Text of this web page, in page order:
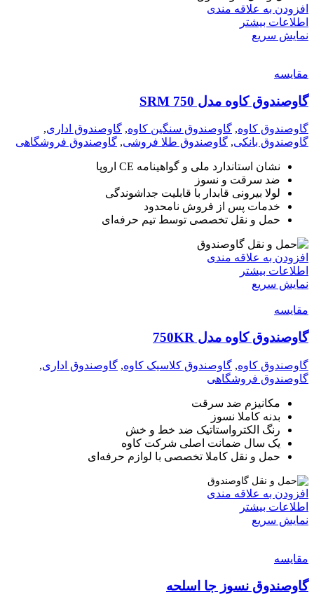
افزودن به علاقه مندی
اطلاعات بیشتر
نمایش سریع
مقايسه
گاوصندوق کاوه مدل 750 SRM
گاوصندوق کاوه, گاوصندوق سنگین کاوه, گاوصندوق اداری,
گاوصندوق بانکی, گاوصندوق طلا فروشی, گاوصندوق فروشگاهی
نشان استاندارد ملی و گواهینامه CE اروپا
ضد سرقت و نسوز
لولا بیرونی قابدار با قابلیت جداشوندگی
خدمات پس از فروش نامحدود
حمل و نقل تخصصی توسط تیم حرفه‌ای
افزودن به علاقه مندی
اطلاعات بیشتر
نمایش سریع
مقايسه
گاوصندوق کاوه مدل 750KR
گاوصندوق کاوه, گاوصندوق کلاسیک کاوه, گاوصندوق اداری,
گاوصندوق فروشگاهی
مکانیزم ضد سرقت
بدنه کاملا نسوز
رنگ الکترواستاتیک ضد خط و خش
یک سال ضمانت اصلی شرکت کاوه
حمل و نقل کاملا تخصصی با لوازم حرفه‌ای
افزودن به علاقه مندی
اطلاعات بیشتر
نمایش سریع
مقايسه
گاوصندوق نسوز جا اسلحه